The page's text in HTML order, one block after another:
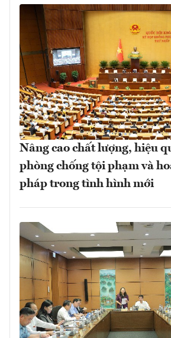
Nâng cao chất lượng, hiệu
phòng chống tội phạm và
pháp trong tình hình mới